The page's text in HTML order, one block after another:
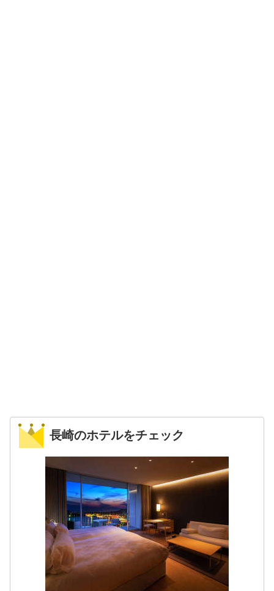
長崎のホテルをチェック